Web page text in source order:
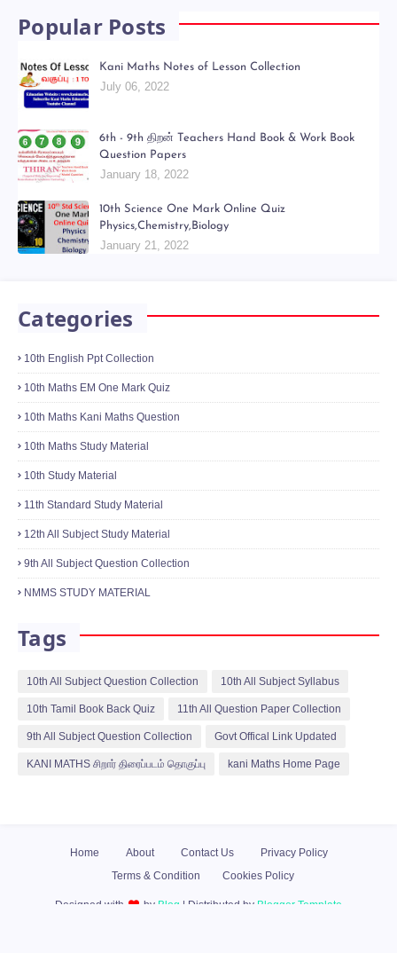
Popular Posts
Kani Maths Notes of Lesson Collection
July 06, 2022
6th - 9th திறன் Teachers Hand Book & Work Book
Question Papers
January 18, 2022
10th Science One Mark Online Quiz
Physics,Chemistry,Biology
January 21, 2022
Categories
10th English Ppt Collection
10th Maths EM One Mark Quiz
10th Maths Kani Maths Question
10th Maths Study Material
10th Study Material
11th Standard Study Material
12th All Subject Study Material
9th All Subject Question Collection
NMMS STUDY MATERIAL
Tags
10th All Subject Question Collection 10th All Subject Syllabus
10th Tamil Book Back Quiz 11th All Question Paper Collection
9th All Subject Question Collection Govt Offical Link Updated
KANI MATHS சிறார் திரைப்படம் தொகுப்பு kani Maths Home Page
Home About Contact Us
Privacy Policy
Terms & Condition
Cookies Policy
Designed with by Blog | Distributed by Blogger Template